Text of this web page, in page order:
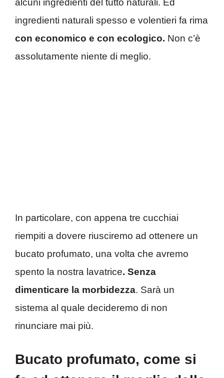
alcuni ingredienti del tutto naturali. Ed
ingredienti naturali spesso e volentieri fa rima
con economico e con ecologico. Non c’è
assolutamente niente di meglio.
In particolare, con appena tre cucchiai
riempiti a dovere riusciremo ad ottenere un
bucato profumato, una volta che avremo
spento la nostra lavatrice. Senza
dimenticare la morbidezza. Sarà un
sistema al quale decideremo di non
rinunciare mai più.
Bucato profumato, come si